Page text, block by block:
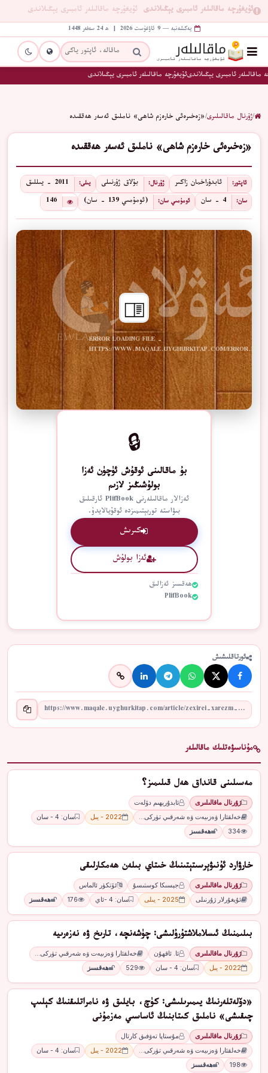
ئۇيغۇرچە ماقالىلەر ئامبىرى يېڭىلاندى ئۇيغۇرچە ماقالىلەر ئامبىرى يېڭىلاندى
يەكشەنبە — 9 ئاۋغۇست 2026 | ھ 24 سەفەر 1448
ماقالىلەر ئامبىرى يېڭىلاندىئۇيغۇرچە ماقالىلەر ئامبىرى يېڭىلاندى
/ژۇرنال ماقالىلىرى/«زەخىرەئى خارەزم شاھى» ناملىق ئەسەر ھەققىدە
«زەخىرەئى خارەزم شاھى» ناملىق ئەسەر ھەققىدە
ئاپتور: ئابدۇراخمان زاكىر ژۇرنال: بۇلاق ژۇرنىلى يىلى: 2011 - يىللىق
سان: 4 - سان ئومۇمىي سان: (ئومۇمىي 139 - سان) 146
ERROR LOADING FILE -
HTTPS://WWW.MAQALE.UYGHURKITAP.COM/ERROR.PDF
🔒
بۇ ماقالىنى ئوقۇش ئۈچۈن ئەزا
بولۇشىڭىز لازىم
ئەزالار ماقالىلەرنى PlifBook ئارقىلىق
بىۋاستە توربېتىمىزدە ئوقۇيالايدۇ.
كىرىش
ئەزا بولۇش
ھەقسىز ئەزالىق
PlifBook
ئورتاقلىشىش
مۇناسىۋەتلىك ماقالىلەر
مەسىلىنى قانداق ھەل قىلىمىز؟
ژۇرنال ماقالىلىرى
ئابدۇرېھىم دۆلەت
خەلقئارا ۋەزىيەت ۋە شەرقىي تۈركى…
2022 - يىل
سان: 4 - سان
334
ھەقسىز
ﺧﺎﺭﯞﺍﺭﺩ ﺋﯘﻧﯩﯟﯦﺮﺳﯩﺘﯧﺘﯩﻨﯩﯔ ﺧﯩﺘﺎﻱ ﺑﯩﻠﻪﻥ ھەمكارلىقى
ژۇرنال ماقالىلىرى ﺟﯧﺴﯩﻜﺎ ﻛﻮﺳﺘﯩﺴﯘ
ﺋﯚﺗﻜﯜﺭ ﺋﺎﻟﻤﺎﺱ
ئۇيغۇرلار ژۇرنىلى
2025 - يىلى سان: 4 -ئاي 176 ھەقسىز
بىلىمنىڭ ئىسلاملاشتۇرۇلىشى: چۈشەنچە، تارىخ ۋە نەزەرىيە
ژۇرنال ماقالىلىرى ئا. ئاقھۇن
خەلقئارا ۋەزىيەت ۋە شەرقىي تۈركى…
2022 - يىل
سان: 4 - سان 529 ھەقسىز
«دۆلەتلەرنىڭ يىمىرىلىشى: كۈچ، بايلىق ۋە نامراتلىقنىڭ كېلىپ
چىقىشى» ناملىق كىتابنىڭ ئاساسىي مەزمۇنى
ژۇرنال ماقالىلىرى
مۇستاپا تەۋفىق كارتال
خەلقئارا ۋەزىيەت ۋە شەرقىي تۈركى…
2022 - يىل
سان: 4 - سان
198
ھەقسىز